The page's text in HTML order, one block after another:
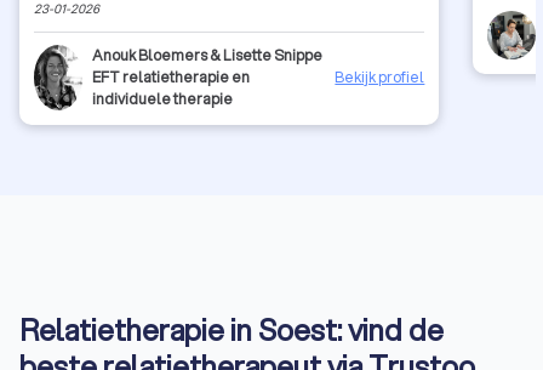
23-01-2026
Anouk Bloemers & Lisette Snippe
EFT relatietherapie en
individuele therapie
Bekijk profiel
Relatietherapie in Soest: vind de